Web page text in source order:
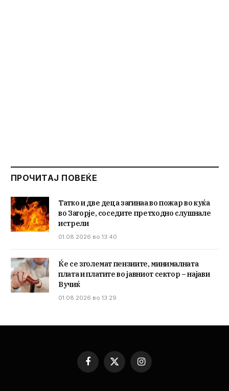
ПРОЧИТАЈ ПОВЕЌЕ
Татко и две деца загинаа во пожар во куќа
во Загорје, соседите претходно слушнале
истрели
01.08.2026 во 13:40
Ќе се зголемат пензиите, минималната
плата и платите во јавниот сектор – најави
Вучиќ
01.08.2026 во 13:29
Facebook
X
(Twitter)
Instagram